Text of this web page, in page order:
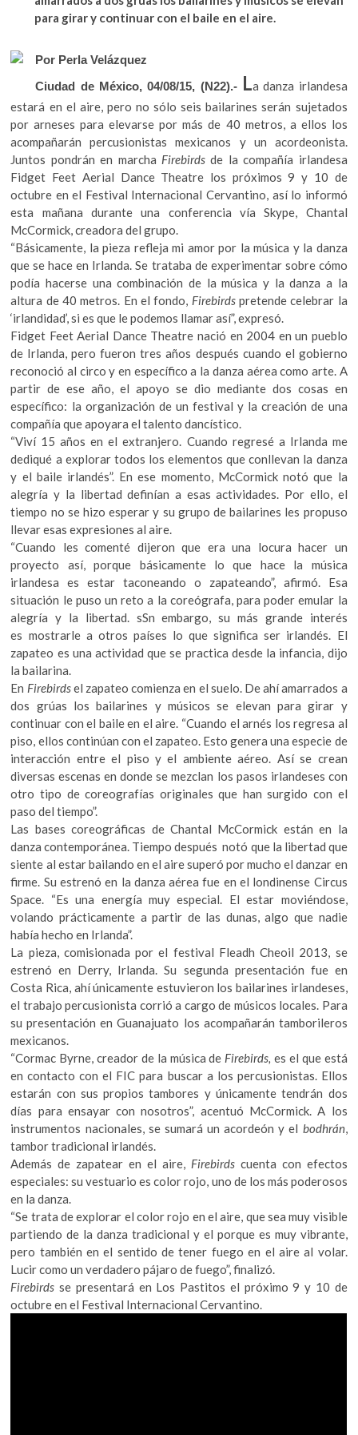
b
o
k
er s
A
p
p
para girar y continuar con el baile en el aire.
Por Perla Velázquez
Ciudad de México, 04/08/15, (N22).- La danza irlandesa
estará en el aire, pero no sólo seis bailarines serán sujetados
por arneses para elevarse por más de 40 metros, a ellos los
acompañarán percusionistas mexicanos y un acordeonista.
Juntos pondrán en marcha Firebirds de la compañía irlandesa
Fidget Feet Aerial Dance Theatre los próximos 9 y 10 de
octubre en el Festival Internacional Cervantino, así lo informó
esta mañana durante una conferencia vía Skype, Chantal
McCormick, creadora del grupo.
“Básicamente, la pieza refleja mi amor por la música y la danza
que se hace en Irlanda. Se trataba de experimentar sobre cómo
podía hacerse una combinación de la música y la danza a la
altura de 40 metros. En el fondo, Firebirdspretende celebrar la
‘irlandidad’, si es que le podemos llamar así”, expresó.
Fidget Feet Aerial Dance Theatre nació en 2004 en un pueblo
de Irlanda, pero fueron tres años después cuando el gobierno
reconoció al circo y en específico a la danza aérea como arte. A
partir de ese año, el apoyo se dio mediante dos cosas en
específico: la organización de un festival y la creación de una
compañía que apoyara el talento dancístico.
“Viví 15 años en el extranjero. Cuando regresé a Irlanda me
dediqué a explorar todos los elementos que conllevan la danza
y el baile irlandés”. En ese momento, McCormick notó que la
alegría y la libertad definían a esas actividades. Por ello, el
tiempo no se hizo esperar y su grupo de bailarines les propuso
llevar esas expresiones al aire.
“Cuando les comenté dijeron que era una locura hacer un
proyecto así, porque básicamente lo que hace la música
irlandesa es estar taconeando o zapateando”, afirmó. Esa
situación le puso un reto a la coreógrafa, para poder emular la
alegría y la libertad. sSn embargo, su más grande interés
es mostrarle a otros países lo que significa ser irlandés. El
zapateo es una actividad que se practica desde la infancia, dijo
la bailarina.
En Firebirdsel zapateo comienza en el suelo. De ahí amarrados a
dos grúas los bailarines y músicos se elevan para girar y
continuar con el baile en el aire. “Cuando el arnés los regresa al
piso, ellos continúan con el zapateo. Esto genera una especie de
interacción entre el piso y el ambiente aéreo. Así se crean
diversas escenas en donde se mezclan los pasos irlandeses con
otro tipo de coreografías originales que han surgido con el
paso del tiempo”.
Las bases coreográficas de Chantal McCormick están en la
danza contemporánea. Tiempo después notó que la libertad que
siente al estar bailando en el aire superó por mucho el danzar en
firme. Su estrenó en la danza aérea fue en el londinense Circus
Space. “Es una energía muy especial. El estar moviéndose,
volando prácticamente a partir de las dunas, algo que nadie
había hecho en Irlanda”.
La pieza, comisionada por el festival Fleadh Cheoil 2013, se
estrenó en Derry, Irlanda. Su segunda presentación fue en
Costa Rica, ahí únicamente estuvieron los bailarines irlandeses,
el trabajo percusionista corrió a cargo de músicos locales. Para
su presentación en Guanajuato los acompañarán tamborileros
mexicanos.
“Cormac Byrne, creador de la música de Firebirds, es el que está
en contacto con el FIC para buscar a los percusionistas. Ellos
estarán con sus propios tambores y únicamente tendrán dos
días para ensayar con nosotros”, acentuó McCormick. A los
instrumentos nacionales, se sumará un acordeón y el bodhrán,
tambor tradicional irlandés.
Además de zapatear en el aire, Firebirds cuenta con efectos
especiales: su vestuario es color rojo, uno de los más poderosos
en la danza.
“Se trata de explorar el color rojo en el aire, que sea muy visible
partiendo de la danza tradicional y el porque es muy vibrante,
pero también en el sentido de tener fuego en el aire al volar.
Lucir como un verdadero pájaro de fuego”, finalizó.
Firebirds se presentará en Los Pastitos el próximo 9 y 10 de
octubre en el Festival Internacional Cervantino.